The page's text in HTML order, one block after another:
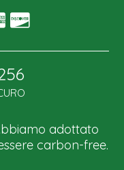
adottato
carbon-free.